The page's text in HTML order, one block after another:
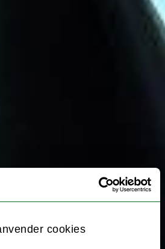
cookies